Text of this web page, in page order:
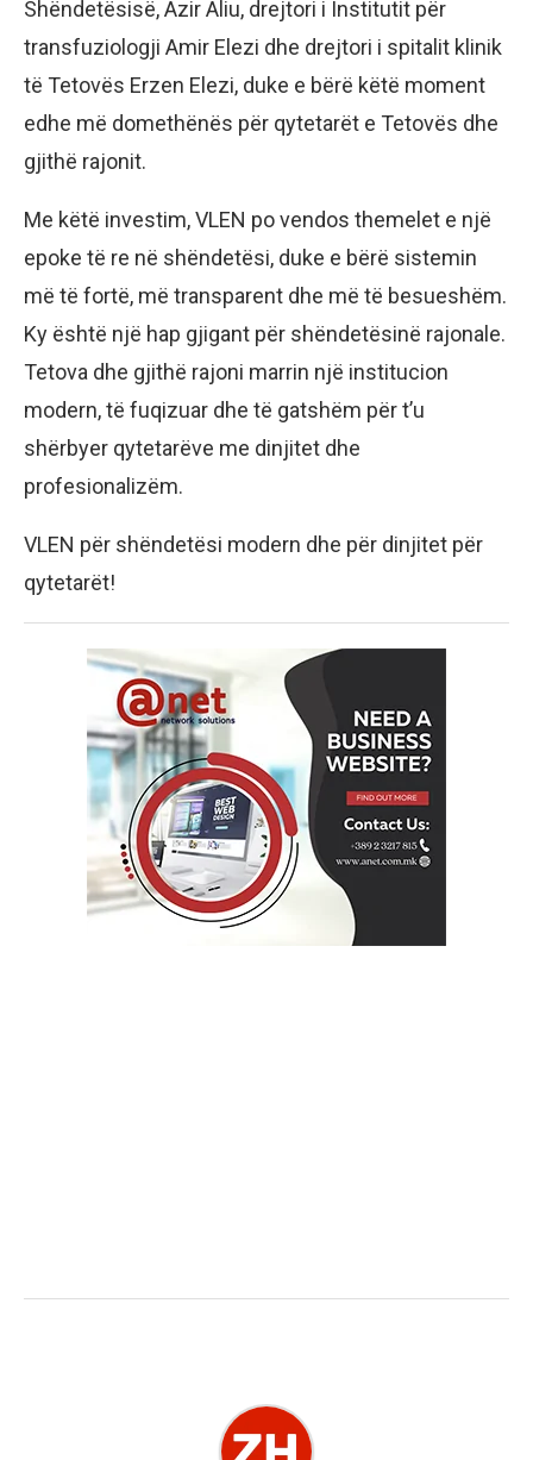
Shëndetësisë, Azir Aliu, drejtori i Institutit për
transfuziologji Amir Elezi dhe drejtori i spitalit klinik
të Tetovës Erzen Elezi, duke e bërë këtë moment
edhe më domethënës për qytetarët e Tetovës dhe
gjithë rajonit.
Me këtë investim, VLEN po vendos themelet e një
epoke të re në shëndetësi, duke e bërë sistemin
më të fortë, më transparent dhe më të besueshëm.
Ky është një hap gjigant për shëndetësinë rajonale.
Tetova dhe gjithë rajoni marrin një institucion
modern, të fuqizuar dhe të gatshëm për t’u
shërbyer qytetarëve me dinjitet dhe
profesionalizëm.
VLEN për shëndetësi modern dhe për dinjitet për
qytetarët!